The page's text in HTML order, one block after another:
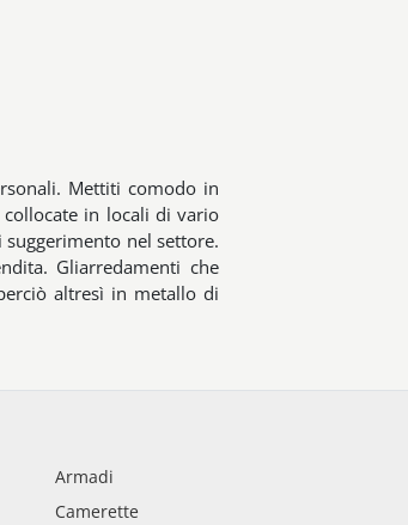
Mettiti comodo in
in locali di vario
nel settore.
Gliarredamenti che
altresì in metallo di
Armadi
Camerette